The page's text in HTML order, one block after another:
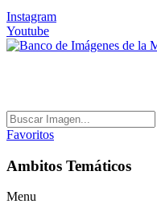
Instagram
Youtube
Favoritos
Ambitos Temáticos
Menu